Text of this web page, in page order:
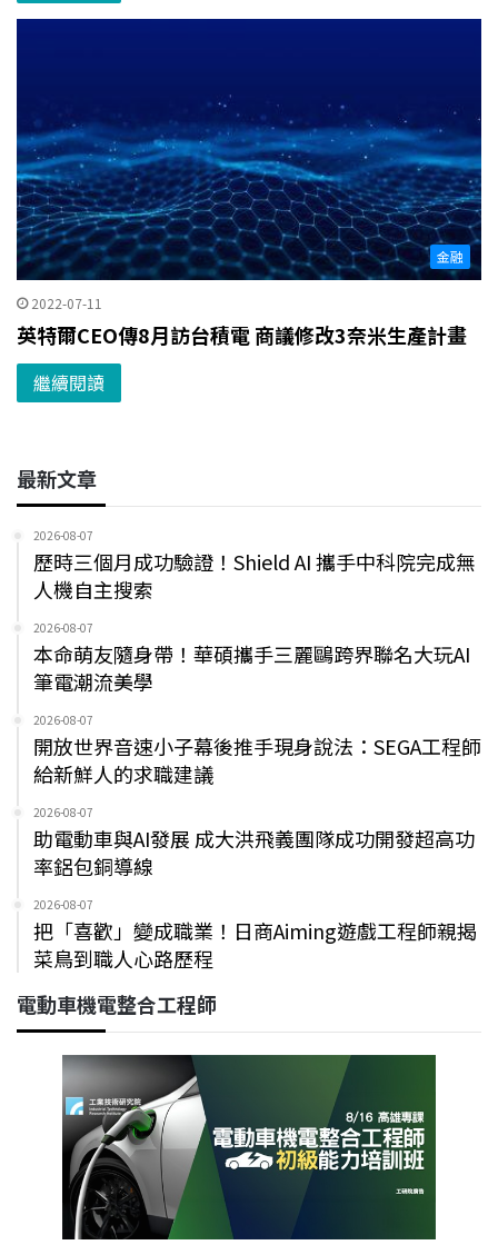
金融
2022-07-11
英特爾CEO傳8月訪台積電 商議修改3奈米生產計畫
繼續閱讀
最新文章
2026-08-07
歷時三個月成功驗證！Shield AI 攜手中科院完成無
人機自主搜索
2026-08-07
本命萌友隨身帶！華碩攜手三麗鷗跨界聯名大玩AI
筆電潮流美學
2026-08-07
開放世界音速小子幕後推手現身說法：SEGA工程師
給新鮮人的求職建議
2026-08-07
助電動車與AI發展 成大洪飛義團隊成功開發超高功
率鋁包銅導線
2026-08-07
把「喜歡」變成職業！日商Aiming遊戲工程師親揭
菜鳥到職人心路歷程
電動車機電整合工程師